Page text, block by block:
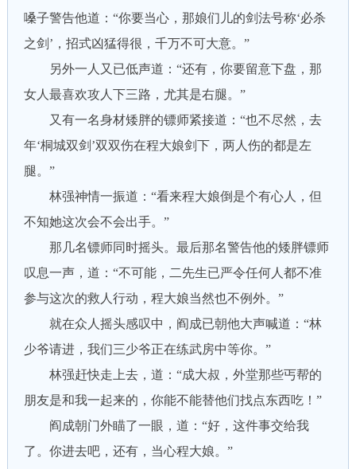
嗓子警告他道：“你要当心，那娘们儿的剑法号称‘必杀
之剑’，招式凶猛得很，千万不可大意。”
另外一人又已低声道：“还有，你要留意下盘，那
女人最喜欢攻人下三路，尤其是右腿。”
又有一名身材矮胖的镖师紧接道：“也不尽然，去
年‘桐城双剑’双双伤在程大娘剑下，两人伤的都是左
腿。”
林强神情一振道：“看来程大娘倒是个有心人，但
不知她这次会不会出手。”
那几名镖师同时摇头。最后那名警告他的矮胖镖师
叹息一声，道：“不可能，二先生已严令任何人都不准
参与这次的救人行动，程大娘当然也不例外。”
就在众人摇头感叹中，阎成已朝他大声喊道：“林
少爷请进，我们三少爷正在练武房中等你。”
林强赶快走上去，道：“成大叔，外堂那些丐帮的
朋友是和我一起来的，你能不能替他们找点东西吃！”
阎成朝门外瞄了一眼，道：“好，这件事交给我
了。你进去吧，还有，当心程大娘。”